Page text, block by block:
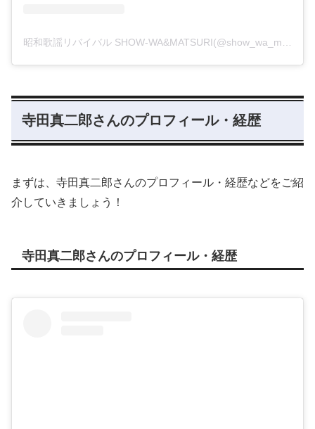
寺田真二郎さんのプロフィール・経歴
まずは、寺田真二郎さんのプロフィール・経歴などをご紹
介していきましょう！
寺田真二郎さんのプロフィール・経歴